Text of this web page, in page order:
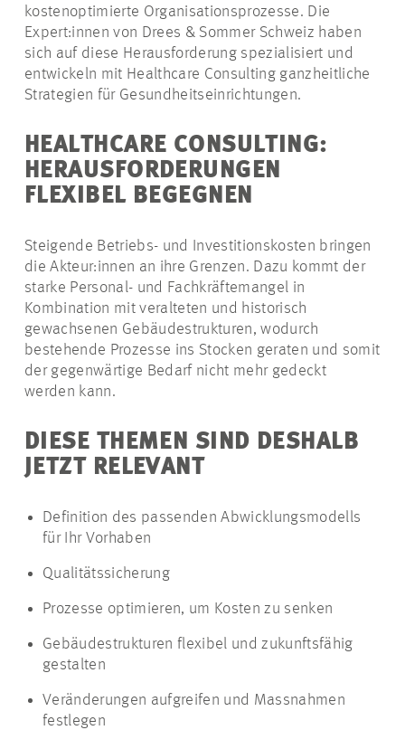
kostenoptimierte Organisationsprozesse. Die
Expert:innen von Drees & Sommer Schweiz haben
sich auf diese Herausforderung spezialisiert und
entwickeln mit Healthcare Consulting ganzheitliche
Strategien für Gesundheitseinrichtungen.
HEALTHCARE CONSULTING:
HERAUSFORDERUNGEN
FLEXIBEL BEGEGNEN
Steigende Betriebs- und Investitionskosten bringen
die Akteur:innen an ihre Grenzen. Dazu kommt der
starke Personal- und Fachkräftemangel in
Kombination mit veralteten und historisch
gewachsenen Gebäudestrukturen, wodurch
bestehende Prozesse ins Stocken geraten und somit
der gegenwärtige Bedarf nicht mehr gedeckt
werden kann.
DIESE THEMEN SIND DESHALB
JETZT RELEVANT
Definition des passenden Abwicklungsmodells
für Ihr Vorhaben
Qualitätssicherung
Prozesse optimieren, um Kosten zu senken
Gebäudestrukturen flexibel und zukunftsfähig
gestalten
Veränderungen aufgreifen und Massnahmen
festlegen